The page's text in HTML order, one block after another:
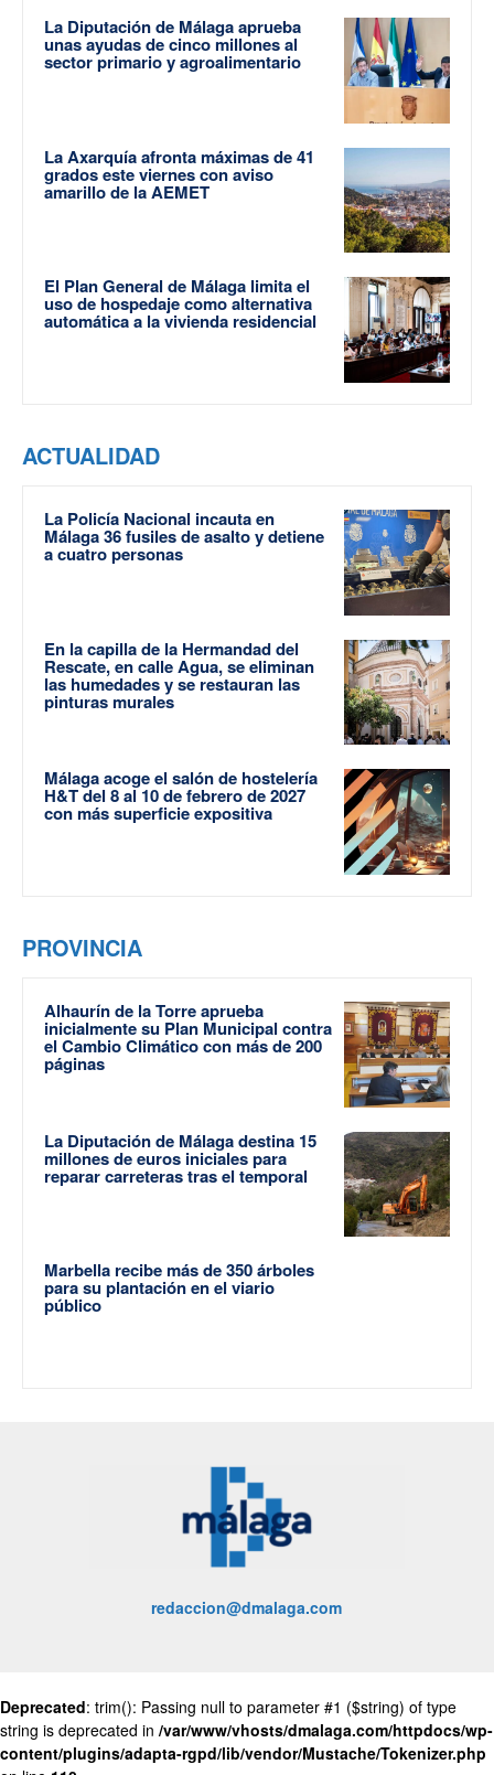
La Diputación de Málaga aprueba
unas ayudas de cinco millones al
sector primario y agroalimentario
La Axarquía afronta máximas de 41
grados este viernes con aviso
amarillo de la AEMET
El Plan General de Málaga limita el
uso de hospedaje como alternativa
automática a la vivienda residencial
ACTUALIDAD
La Policía Nacional incauta en
Málaga 36 fusiles de asalto y detiene
a cuatro personas
En la capilla de la Hermandad del
Rescate, en calle Agua, se eliminan
las humedades y se restauran las
pinturas murales
Málaga acoge el salón de hostelería
H&T del 8 al 10 de febrero de 2027
con más superficie expositiva
PROVINCIA
Alhaurín de la Torre aprueba
inicialmente su Plan Municipal contra
el Cambio Climático con más de 200
páginas
La Diputación de Málaga destina 15
millones de euros iniciales para
reparar carreteras tras el temporal
Marbella recibe más de 350 árboles
para su plantación en el viario
público
redaccion@dmalaga.com
Deprecated: trim(): Passing null to parameter #1 ($string) of type
string is deprecated in /var/www/vhosts/dmalaga.com/httpdocs/wp-
content/plugins/adapta-rgpd/lib/vendor/Mustache/Tokenizer.php